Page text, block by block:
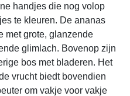
handjes die nog volop
te kleuren. De ananas
met grote, glanzende
glimlach. Bovenop zijn
bos met bladeren. Het
vrucht biedt bovendien
om vakje voor vakje